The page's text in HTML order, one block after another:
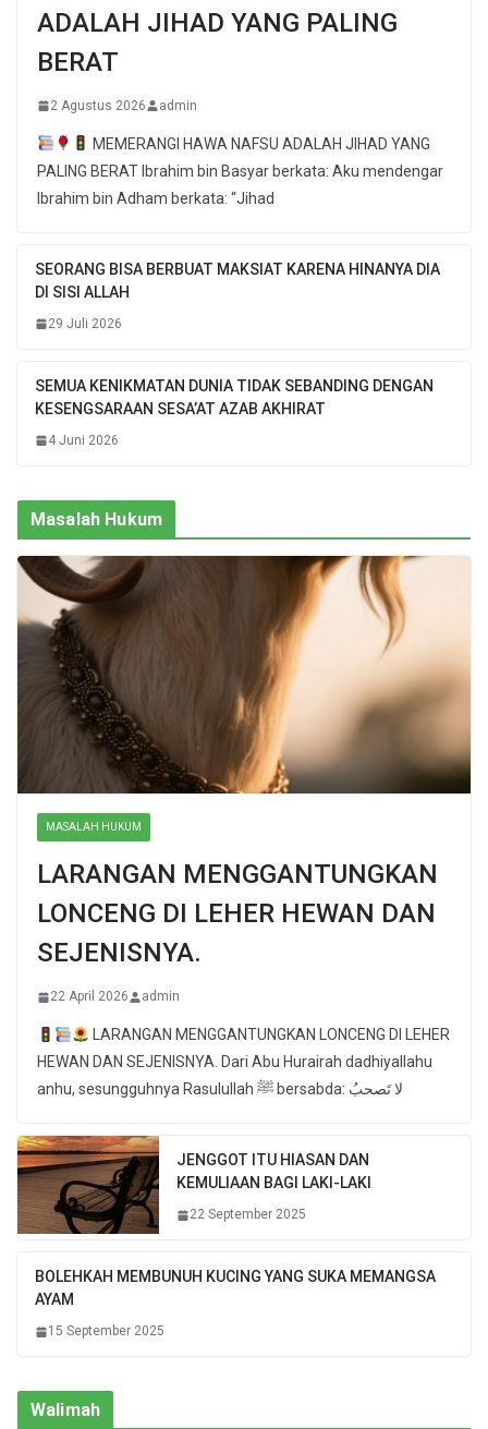
ADALAH JIHAD YANG PALING
BERAT
2 Agustus 2026 admin
MEMERANGI HAWA NAFSU ADALAH JIHAD YANG
PALING BERAT Ibrahim bin Basyar berkata: Aku mendengar
Ibrahim bin Adham berkata: “Jihad
SEORANG BISA BERBUAT MAKSIAT KARENA HINANYA DIA
DI SISI ALLAH
29 Juli 2026
SEMUA KENIKMATAN DUNIA TIDAK SEBANDING DENGAN
KESENGSARAAN SESA’AT AZAB AKHIRAT
4 Juni 2026
Masalah Hukum
MASALAH HUKUM
LARANGAN MENGGANTUNGKAN
LONCENG DI LEHER HEWAN DAN
SEJENISNYA.
22 April 2026 admin
LARANGAN MENGGANTUNGKAN LONCENG DI LEHER
HEWAN DAN SEJENISNYA. Dari Abu Hurairah dadhiyallahu
anhu, sesungguhnya Rasulullah ﷺ bersabda: لا تَصحبُ
JENGGOT ITU HIASAN DAN
KEMULIAAN BAGI LAKI-LAKI
22 September 2025
BOLEHKAH MEMBUNUH KUCING YANG SUKA MEMANGSA
AYAM
15 September 2025
Walimah